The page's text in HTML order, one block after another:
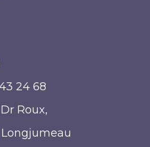
24 68
Roux,
Longjumeau